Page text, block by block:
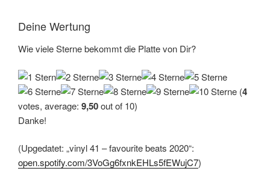
Deine Wertung
Wie viele Sterne bekommt die Platte von Dir?
(4
votes, average: 9,50out of 10)
Danke!
(Upgedatet: „vinyl 41 – favourite beats 2020“:
open.spotify.com/3VoGg6fxnkEHLs5fEWujC7)